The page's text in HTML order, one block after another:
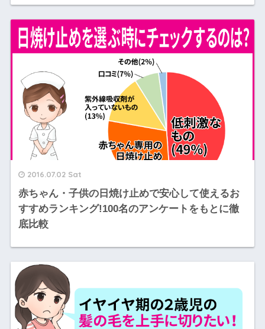
2016.07.02 Sat
赤ちゃん・子供の日焼け止めで安心して使えるお
すすめランキング!100名のアンケートをもとに徹
底比較